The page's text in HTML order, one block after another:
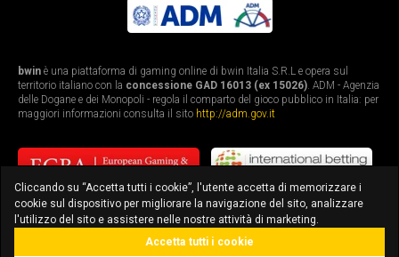
bwin è una piattaforma di gaming online di bwin Italia S.R.L e opera sul
territorio italiano con la concessione GAD 16013 (ex 15026). ADM - Agenzia
delle Dogane e dei Monopoli - regola il comparto del gioco pubblico in Italia: per
maggiori informazioni consulta il sito http://adm.gov.it
Cliccando su “Accetta tutti i cookie”, l'utente accetta di memorizzare i
cookie sul dispositivo per migliorare la navigazione del sito, analizzare
l'utilizzo del sito e assistere nelle nostre attività di marketing.
Accetta tutti i cookie